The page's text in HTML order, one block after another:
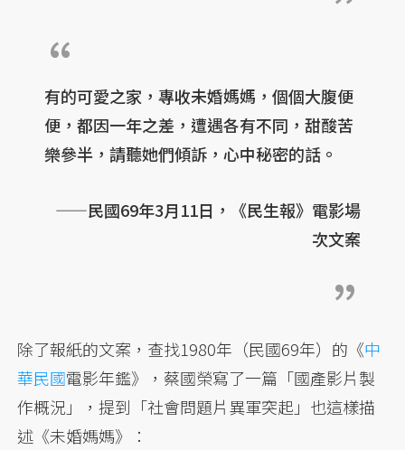
有的可愛之家，專收未婚媽媽，個個大腹便
便，都因一年之差，遭遇各有不同，甜酸苦
樂參半，請聽她們傾訴，心中秘密的話。
——民國69年3月11日，《民生報》電影場
次文案
除了報紙的文案，查找1980年（民國69年）的《中
華民國電影年鑑》，蔡國榮寫了一篇「國產影片製
作概況」，提到「社會問題片異軍突起」也這樣描
述《未婚媽媽》：